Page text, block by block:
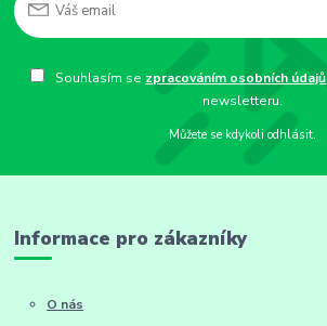
Souhlasím se zpracováním osobních údajů
newsletteru.
Můžete se kdykoli odhlásit.
Informace pro zákazníky
O nás